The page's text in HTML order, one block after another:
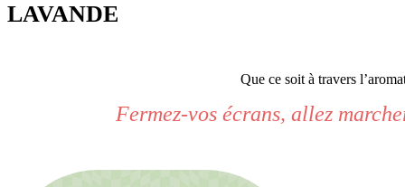
LAVANDE
Que ce soit à travers
Fermez-vos écrans, allez